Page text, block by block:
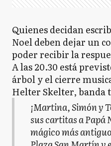
Quienes decidan
Noel deben dejar un
poder recibir la
A las 20.30 está
árbol y el cierre
Helter Skelter, banda
¡Martina, Simón y
sus cartitas a Papá
mágico más